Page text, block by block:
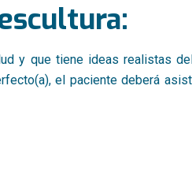
y que tiene ideas realistas
el paciente deberá